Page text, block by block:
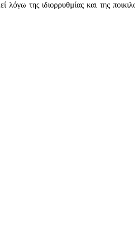
της ιδιορρυθμίας και της